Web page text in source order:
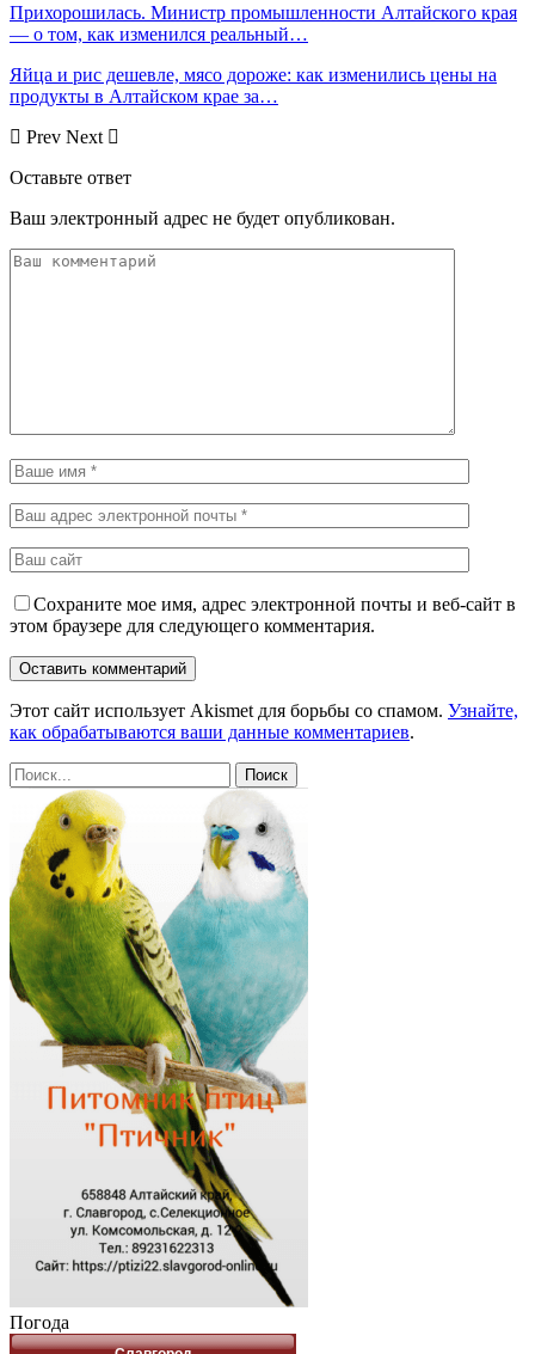
Прихорошилась. Министр промышленности Алтайского края
— о том, как изменился реальный…
Яйца и рис дешевле, мясо дороже: как изменились цены на
продукты в Алтайском крае за…
Prev Next
Оставьте ответ
Ваш электронный адрес не будет опубликован.
Сохраните мое имя, адрес электронной почты и веб-сайт в
этом браузере для следующего комментария.
Этот сайт использует Akismet для борьбы со спамом. Узнайте,
как обрабатываются ваши данные комментариев.
Погода